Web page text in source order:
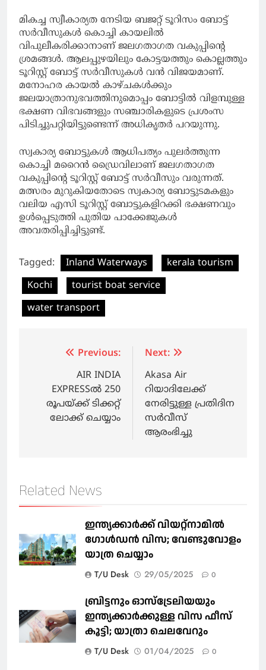
മികച്ച സ്വീകാര്യത നേടിയ ബജറ്റ് ടൂറിസം ബോട്ട്
സര്‍വീസുകള്‍ കൊച്ചി കായലില്‍
വിപുലീകരിക്കാനാണ് ജലഗതാഗത വകുപ്പിന്റെ
ശ്രമങ്ങള്‍. ആലപ്പുഴയിലും കോട്ടയത്തും കൊല്ലത്തും
ടൂറിസ്റ്റ് ബോട്ട് സര്‍വീസുകള്‍ വന്‍ വിജയമാണ്.
മനോഹര കായല്‍ കാഴ്ചകള്‍ക്കും
ജലയാത്രാനുഭവത്തിനുമൊപ്പം ബോട്ടില്‍ വിളമ്പുള്ള
ഭക്ഷണ വിഭവങ്ങളും സഞ്ചാരികളുടെ പ്രശംസ
പിടിച്ചുപറ്റിയിട്ടുണ്ടെന്ന് അധികൃതര്‍ പറയുന്നു.
സ്വകാര്യ ബോട്ടുകള്‍ ആധിപത്യം പുലര്‍ത്തുന്ന
കൊച്ചി മറൈന്‍ ഡ്രൈവിലാണ് ജലഗതാഗത
വകുപ്പിന്റെ ടൂറിസ്റ്റ് ബോട്ട് സര്‍വീസും വരുന്നത്.
മത്സരം മുറുകിയതോടെ സ്വകാര്യ ബോട്ടുടമകളും
വലിയ എസി ടൂറിസ്റ്റ് ബോട്ടുകളിറക്കി ഭക്ഷണവും
ഉള്‍പ്പെടുത്തി പുതിയ പാക്കേജുകള്‍
അവതരിപ്പിച്ചിട്ടുണ്ട്.
Tagged: Inland Waterways
kerala tourism
Kochi
tourist boat service
water transport
navigation
Previous:
AIR INDIA
EXPRESSൽ 250
രൂപയ്ക്ക് ടിക്കറ്റ്
ലോക്ക് ചെയ്യാം
Next:
Akasa Air
റിയാദിലേക്ക്
നേരിട്ടുള്ള പ്രതിദിന
സര്‍വീസ്
ആരംഭിച്ചു
Related News
ഇന്ത്യക്കാർക്ക് വിയറ്റ്‌നാമില്‍
ഗോള്‍ഡന്‍ വിസ; വേണ്ടുവോളം
യാത്ര ചെയ്യാം
T/U Desk 29/05/2025 0
ബ്രിട്ടനും ഓസ്‌ട്രേലിയയും
ഇന്ത്യക്കാര്‍ക്കുള്ള വിസ ഫീസ്
കൂട്ടി; യാത്രാ ചെലവേറും
T/U Desk 01/04/2025 0